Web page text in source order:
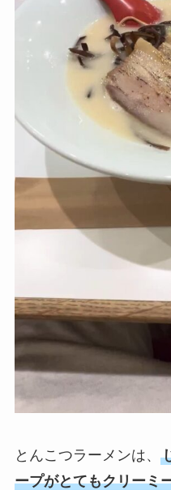
とんこつラーメンは、
ープがとてもクリーミ